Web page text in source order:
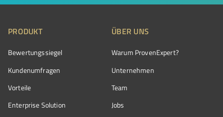
PRODUKT
Bewertungssiegel
Kundenumfragen
Vorteile
Enterprise Solution
ÜBER UNS
Warum ProvenExpert?
Unternehmen
Team
Jobs